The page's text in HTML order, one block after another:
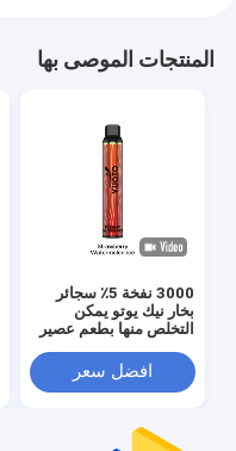
المنتجات الموصى بها
3000 نفخة 5٪ سجائر
بخار نيك يوتو يمكن
التخلص منها بطعم عصير
افضل سعر